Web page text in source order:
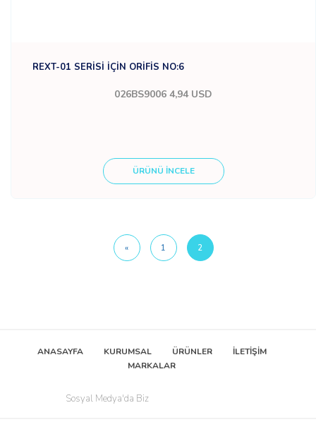
REXT-01 SERİSİ İÇİN ORİFİS NO:6
026BS9006 4,94 USD
ÜRÜNÜ İNCELE
« 1 2
ANASAYFA KURUMSAL ÜRÜNLER
İLETİŞİM
MARKALAR
Sosyal Medya'da Biz